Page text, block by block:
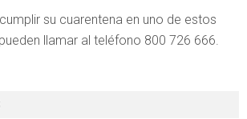
su cuarentena en uno de estos
llamar al teléfono 800 726 666.